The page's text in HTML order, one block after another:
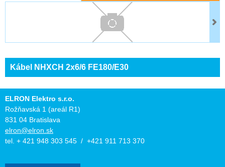
Kábel NHXCH 2x6/6 FE180/E30
ELRON Elektro s.r.o.
Rožňavská 1 (areál R1)
831 04 Bratislava
elron@elron.sk
tel. + 421 948 303 545 / +421 911 713 370